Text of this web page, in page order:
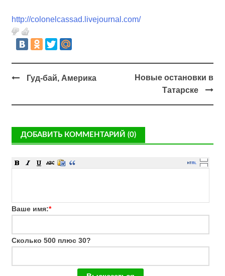
http://colonelcassad.livejournal.com/
Гуд-бай, Америка
Новые остановки в
Татарске
ДОБАВИТЬ КОММЕНТАРИЙ (0)
Ваше имя:*
Сколько 500 плюс 30?